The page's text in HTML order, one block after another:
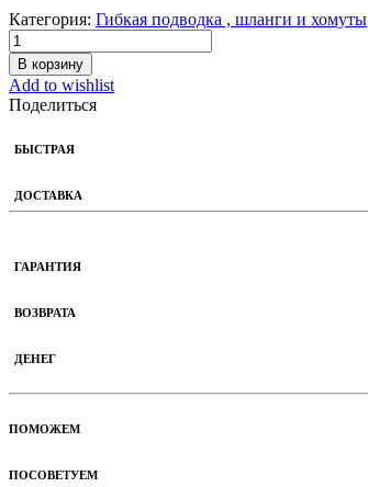
Категория: Гибкая подводка , шланги и хомуты
В корзину
Add to wishlist
Поделиться
БЫСТРАЯ
ДОСТАВКА
ГАРАНТИЯ
ВОЗВРАТА
ДЕНЕГ
ПОМОЖЕМ
ПОСОВЕТУЕМ